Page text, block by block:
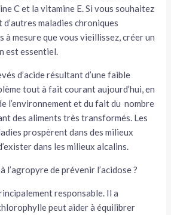
C et la vitamine E. Si vous souhaitez
d’autres maladies chroniques
à mesure que vous vieillissez, créer un
est essentiel.
d’acide résultant d’une faible
tout à fait courant aujourd’hui, en
l’environnement et du fait du nombre
des aliments très transformés. Les
prospèrent dans des milieux
dans les milieux alcalins.
l’agropyre de prévenir l’acidose ?
responsable. Il a
peut aider à équilibrer